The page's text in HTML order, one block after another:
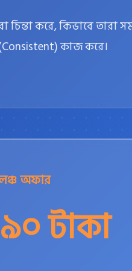
চিন্তা করে, কিভাবে তারা
কাজ করে।
অফার
টাকা